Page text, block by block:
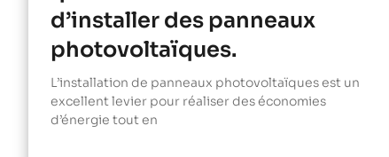
d’installer des panneaux
photovoltaïques.
L’installation de panneaux photovoltaïques est un
excellent levier pour réaliser des économies
d’énergie tout en